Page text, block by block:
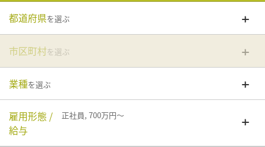
都道府県を選ぶ
市区町村を選ぶ
業種を選ぶ
雇用形態 /
給与
正社員, 700万円～